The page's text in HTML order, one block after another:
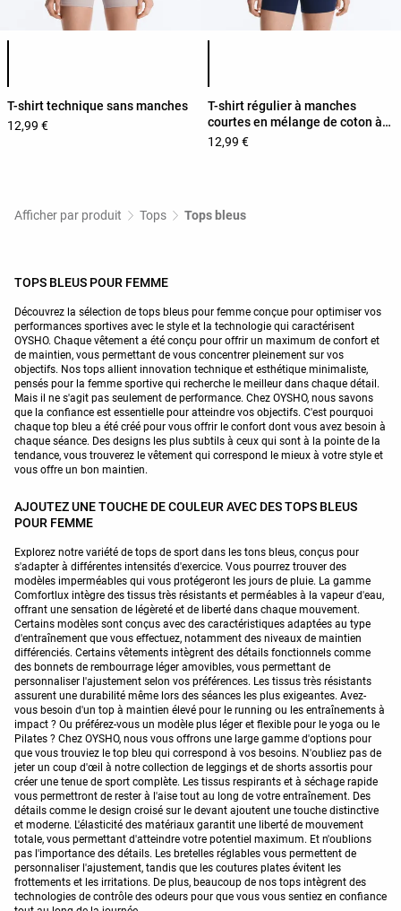
Liste des couleurs du produit
T-shirt technique sans manches
12,99 €
Liste des couleurs du produit
T-shirt régulier à manches
courtes en mélange de coton à
rayures
12,99 €
Afficher par produit Tops Tops bleus
TOPS BLEUS POUR FEMME
Découvrez la sélection de tops bleus pour femme conçue pour optimiser vos
performances sportives avec le style et la technologie qui caractérisent
OYSHO. Chaque vêtement a été conçu pour offrir un maximum de confort et
de maintien, vous permettant de vous concentrer pleinement sur vos
objectifs. Nos tops allient innovation technique et esthétique minimaliste,
pensés pour la femme sportive qui recherche le meilleur dans chaque détail.
Mais il ne s'agit pas seulement de performance. Chez OYSHO, nous savons
que la confiance est essentielle pour atteindre vos objectifs. C'est pourquoi
chaque top bleu a été créé pour vous offrir le confort dont vous avez besoin à
chaque séance. Des designs les plus subtils à ceux qui sont à la pointe de la
tendance, vous trouverez le vêtement qui correspond le mieux à votre style et
vous offre un bon maintien.
AJOUTEZ UNE TOUCHE DE COULEUR AVEC DES TOPS BLEUS
POUR FEMME
Explorez notre variété de tops de sport dans les tons bleus, conçus pour
s'adapter à différentes intensités d'exercice. Vous pourrez trouver des
modèles imperméables qui vous protégeront les jours de pluie. La gamme
Comfortlux intègre des tissus très résistants et perméables à la vapeur d'eau,
offrant une sensation de légèreté et de liberté dans chaque mouvement.
Certains modèles sont conçus avec des caractéristiques adaptées au type
d'entraînement que vous effectuez, notamment des niveaux de maintien
différenciés. Certains vêtements intègrent des détails fonctionnels comme
des bonnets de rembourrage léger amovibles, vous permettant de
personnaliser l'ajustement selon vos préférences. Les tissus très résistants
assurent une durabilité même lors des séances les plus exigeantes. Avez-
vous besoin d'un top à maintien élevé pour le running ou les entraînements à
impact ? Ou préférez-vous un modèle plus léger et flexible pour le yoga ou le
Pilates ? Chez OYSHO, nous vous offrons une large gamme d'options pour
que vous trouviez le top bleu qui correspond à vos besoins. N'oubliez pas de
jeter un coup d'œil à notre collection de leggings et de shorts assortis pour
créer une tenue de sport complète. Les tissus respirants et à séchage rapide
vous permettront de rester à l'aise tout au long de votre entraînement. Des
détails comme le design croisé sur le devant ajoutent une touche distinctive
et moderne. L'élasticité des matériaux garantit une liberté de mouvement
totale, vous permettant d'atteindre votre potentiel maximum. Et n'oublions
pas l'importance des détails. Les bretelles réglables vous permettent de
personnaliser l'ajustement, tandis que les coutures plates évitent les
frottements et les irritations. De plus, beaucoup de nos tops intègrent des
technologies de contrôle des odeurs pour que vous vous sentiez en confiance